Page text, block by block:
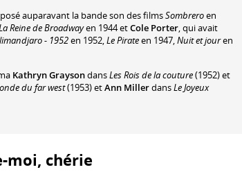
auparavant la bande son des filmsSombreroen
Reine de Broadwayen 1944 etCole Porter, qui avait
- 1952en 1952,Le Pirateen 1947,Nuit et jouren
Kathryn GraysondansLes Rois de la couture(1952) et
du far west(1953) etAnn MillerdansLe Joyeux
moi, chérie